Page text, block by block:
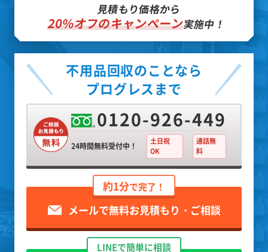
見積もり価格から
20%オフのキャンペーン実施中！
不用品回収のことなら
プログレスまで
0120-926-449
24時間無料受付中！
土日祝
OK
通話無
料
約1分で完了！
メールで無料お見積もり・ご相談
LINEで簡単に相談